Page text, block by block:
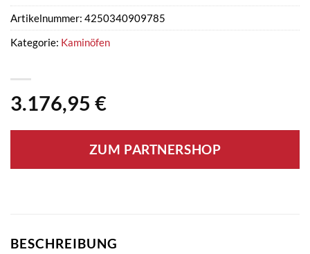
3.176,95 €
ZUM PARTNERSHOP
Artikelnummer: 4250340909785
Kategorie: Kaminöfen
BESCHREIBUNG